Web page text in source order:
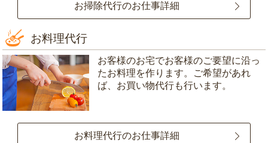
お掃除代行のお仕事詳細
お料理代行
お客様のお宅でお客様のご要望に沿っ
たお料理を作ります。ご希望があれ
ば、お買い物代行も行います。
お料理代行のお仕事詳細